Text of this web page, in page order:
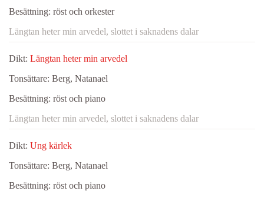
Besättning: röst och orkester
Längtan heter min arvedel, slottet i saknadens dalar
Dikt: Längtan heter min arvedel
Tonsättare: Berg, Natanael
Besättning: röst och piano
Längtan heter min arvedel, slottet i saknadens dalar
Dikt: Ung kärlek
Tonsättare: Berg, Natanael
Besättning: röst och piano